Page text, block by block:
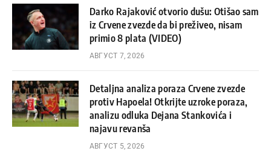
Darko Rajaković otvorio dušu: Otišao sam
iz Crvene zvezde da bi preživeo, nisam
primio 8 plata (VIDEO)
АВГУСТ 7, 2026
Detaljna analiza poraza Crvene zvezde
protiv Hapoela! Otkrijte uzroke poraza,
analizu odluka Dejana Stankovića i
najavu revanša
АВГУСТ 5, 2026